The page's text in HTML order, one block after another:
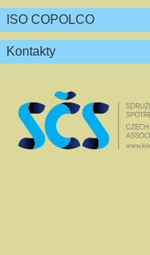
ISO COPOLCO
Kontakty